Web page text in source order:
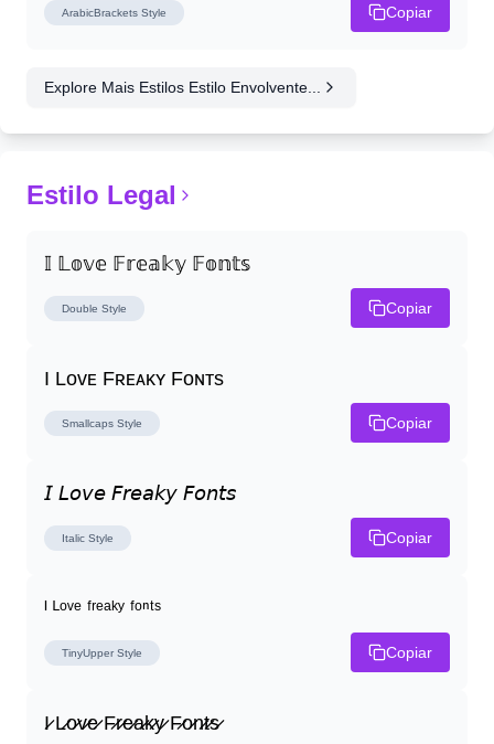
ArabicBrackets Style Copiar
Explore Mais Estilos Estilo Envolvente...
Estilo Legal
𝕀 𝕃𝕠𝕧𝕖 𝔽𝕣𝕖𝕒𝕜𝕪 𝔽𝕠𝕟𝕥𝕤
Double Style Copiar
I Lᴏᴠᴇ Fʀᴇᴀᴋʏ Fᴏɴᴛs
Smallcaps Style Copiar
𝘐 𝘓𝘰𝘷𝘦 𝘍𝘳𝘦𝘢𝘬𝘺 𝘍𝘰𝘯𝘵𝘴
Italic Style Copiar
ᴵ ᴸᵒᵛᵉ ᶠʳᵉᵃᵏʸ ᶠᵒⁿᵗˢ
TinyUpper Style Copiar
I̷ L̷o̷v̷e̷ F̷r̷e̷a̷k̷y̷ F̷o̷n̷t̷s̷